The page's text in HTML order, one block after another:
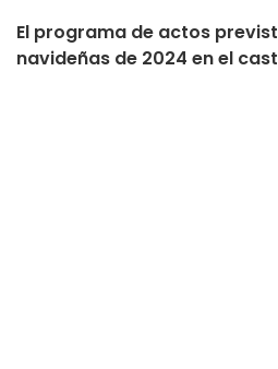
El programa de actos
navideñas de 2024 en el